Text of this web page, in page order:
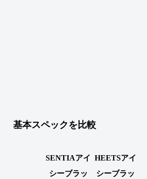
基本スペックを比較
SENTIAアイ
シーブラッ
HEETSアイ
シーブラッ